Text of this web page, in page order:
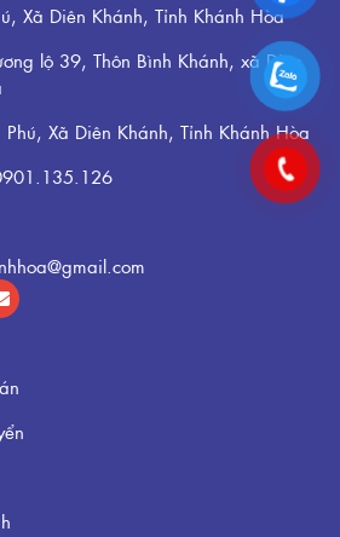
Xã Diên Khánh, Tỉnh Khánh Hòa
lộ 39, Thôn Bình Khánh, xã Diên
Xã Diên Khánh, Tỉnh Khánh Hòa